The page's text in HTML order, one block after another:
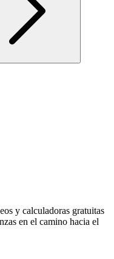
y calculadoras gratuitas
en el camino hacia el